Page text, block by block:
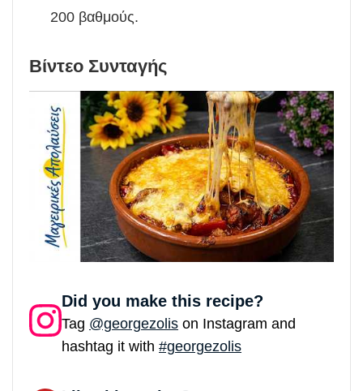
200 βαθμούς.
Βίντεο Συνταγής
Did you make this recipe?
Tag @georgezolis on Instagram and
hashtag it with #georgezolis